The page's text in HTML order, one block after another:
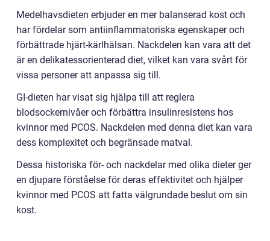
Medelhavsdieten erbjuder en mer balanserad kost och
har fördelar som antiinflammatoriska egenskaper och
förbättrade hjärt-kärlhälsan. Nackdelen kan vara att det
är en delikatessorienterad diet, vilket kan vara svårt för
vissa personer att anpassa sig till.
GI-dieten har visat sig hjälpa till att reglera
blodsockernivåer och förbättra insulinresistens hos
kvinnor med PCOS. Nackdelen med denna diet kan vara
dess komplexitet och begränsade matval.
Dessa historiska för- och nackdelar med olika dieter ger
en djupare förståelse för deras effektivitet och hjälper
kvinnor med PCOS att fatta välgrundade beslut om sin
kost.